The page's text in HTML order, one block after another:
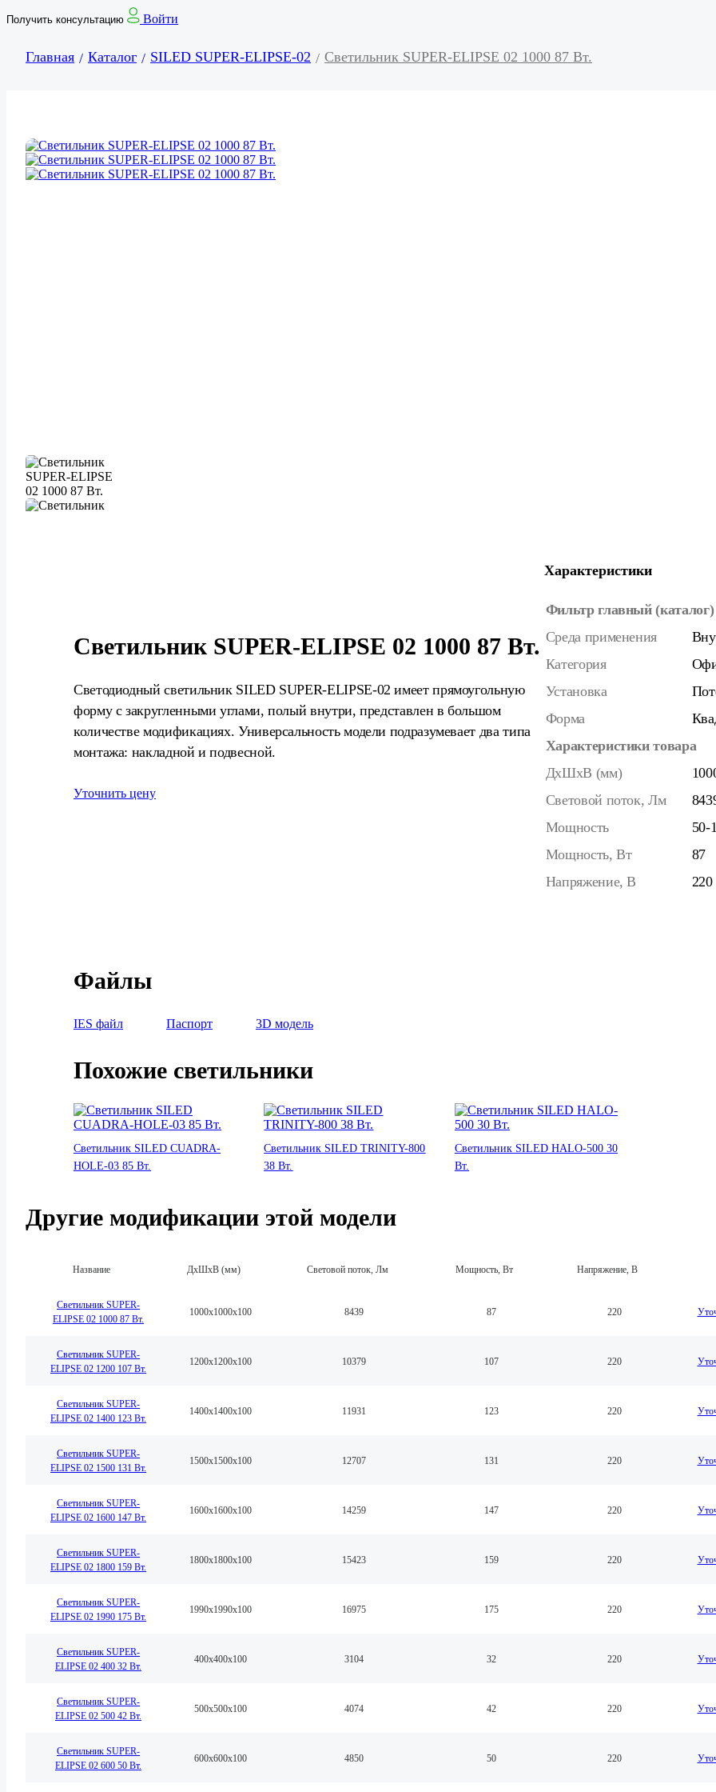
Получить консультацию Войти
Главная Каталог SILED SUPER-ELIPSE-02 Светильник SUPER-ELIPSE 02 1000 87 Вт.
Светильник SUPER-ELIPSE 02 1000 87 Вт.
Светодиодный светильник SILED SUPER-ELIPSE-02 имеет прямоугольную
форму с закругленными углами, полый внутри, представлен в большом
количестве модификациях. Универсальность модели подразумевает два типа
монтажа: накладной и подвесной.
Уточнить цену
Характеристики
Фильтр главный (каталог)
Среда применения
Категория
Установка
Форма
Характеристики товара
ДхШхВ (мм)
Световой поток, Лм
Мощность
50-
Мощность, Вт
87
Напряжение, В
220
Файлы
IES файл Паспорт 3D модель
Похожие светильники
Светильник SILED CUADRA-
HOLE-03 85 Вт.
Светильник SILED TRINITY-800
38 Вт.
Светильник SILED HALO-500 30
Вт.
Другие модификации этой модели
Название ДхШхВ (мм) Световой поток, Лм Мощность, Вт Напряжение, В
Светильник SUPER-
ELIPSE 02 1000 87 Вт.
1000x1000х100 8439 87 220
Светильник SUPER-
ELIPSE 02 1200 107 Вт.
1200x1200х100 10379 107 220
Светильник SUPER-
ELIPSE 02 1400 123 Вт.
1400x1400х100 11931 123 220
Светильник SUPER-
ELIPSE 02 1500 131 Вт.
1500x1500х100 12707 131 220
Светильник SUPER-
ELIPSE 02 1600 147 Вт.
1600x1600х100 14259 147 220
Светильник SUPER-
ELIPSE 02 1800 159 Вт.
1800x1800х100 15423 159 220
Светильник SUPER-
ELIPSE 02 1990 175 Вт.
1990x1990х100 16975 175 220
Светильник SUPER-
ELIPSE 02 400 32 Вт.
400x400х100 3104 32 220
Светильник SUPER-
ELIPSE 02 500 42 Вт.
500x500х100 4074 42 220
Светильник SUPER-
ELIPSE 02 600 50 Вт.
600x600х100 4850 50 220